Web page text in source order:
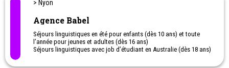
> Nyon
Agence Babel
Séjours linguistiques en été pour enfants (dès 10 ans) et toute
l’année pour jeunes et adultes (dès 16 ans)
Séjours linguistiques avec job d’étudiant en Australie (dès 18 ans)
matu bilingue)